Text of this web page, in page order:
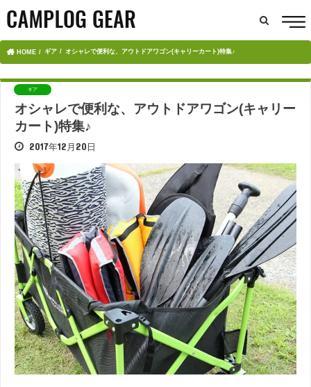
HOME ギア オシャレで便利な、アウトドアワゴン(キャリーカート)特集♪
ギア
オシャレで便利な、アウトドアワゴン(キャリー
カート)特集♪
2017年12月20日